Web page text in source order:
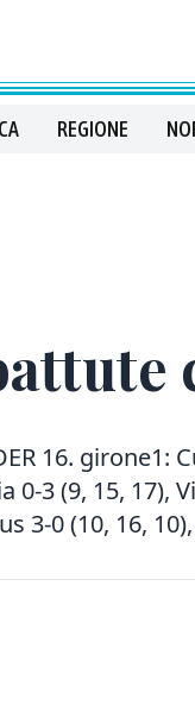
REGIONE
16. girone1:
0-3 (9, 15, 17),
3-0 (10, 16,